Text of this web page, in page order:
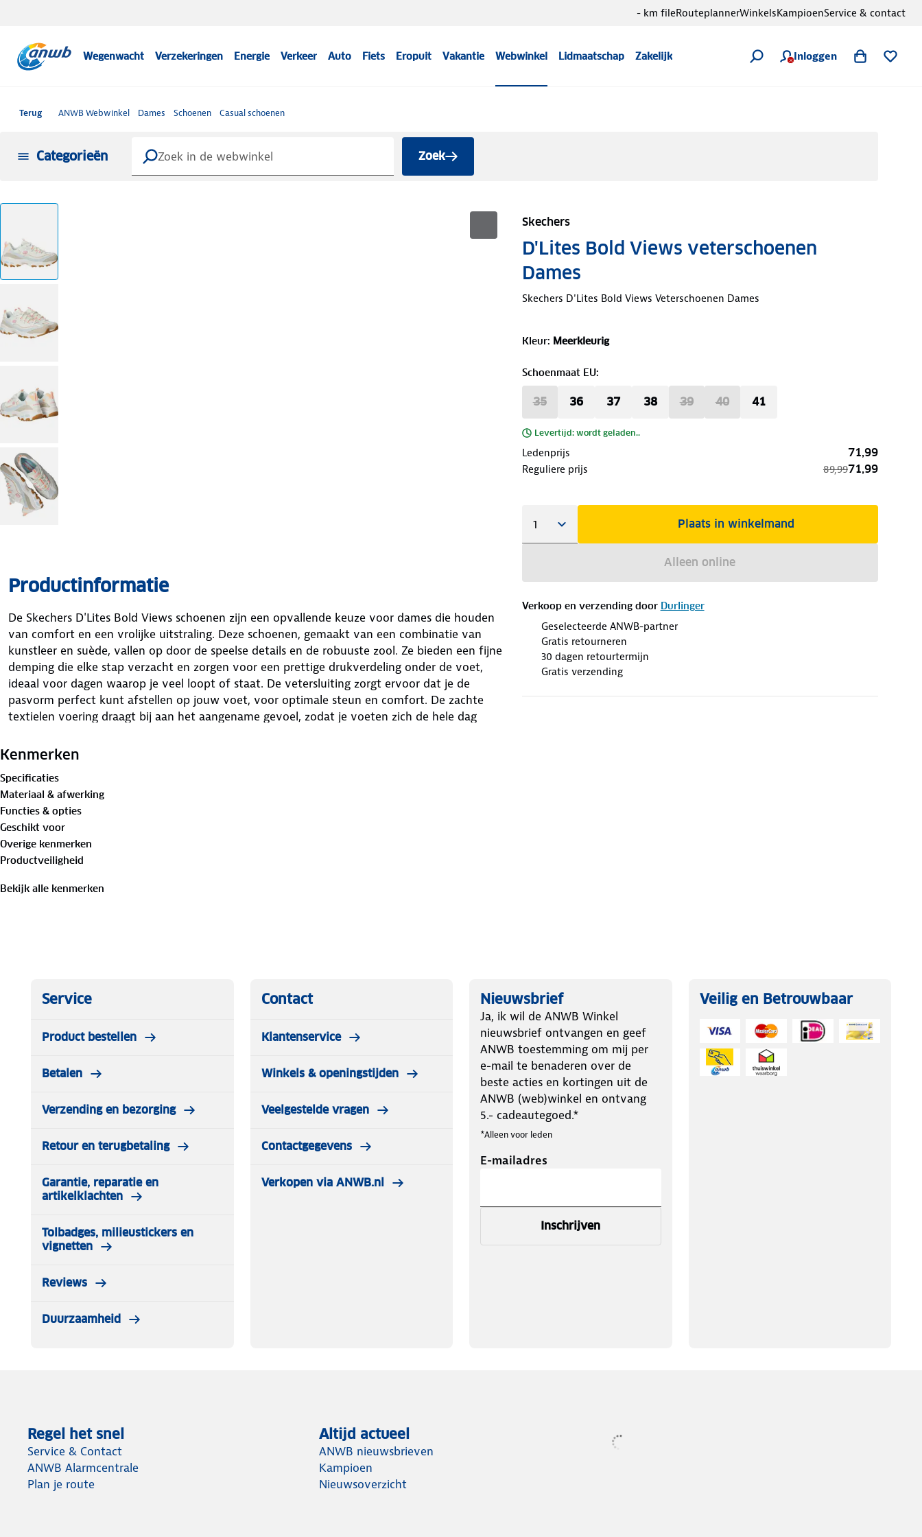
Wegenwacht Verzekeringen Energie Verkeer Auto Fiets Eropuit Vakantie Webwinkel Lidmaatschap Zakelijk Inloggen
- km fileRouteplannerWinkelsKampioenService & contact
Terug ANWB Webwinkel Dames Schoenen Casual schoenen
Categorieën Zoek
Skechers
D'Lites Bold Views veterschoenen
Dames
Skechers D'Lites Bold Views Veterschoenen Dames
Kleur: Meerkleurig
Schoenmaat EU:
35 36 37 38 39 40 41
Levertijd: wordt geladen..
Ledenprijs 71,99
Reguliere prijs 89,9971,99
Plaats in winkelmand
Alleen online
Verkoop en verzending door Durlinger
Geselecteerde ANWB-partner
Gratis retourneren
30 dagen retourtermijn
Gratis verzending
Productinformatie
De Skechers D'Lites Bold Views schoenen zijn een opvallende keuze voor dames die houden
van comfort en een vrolijke uitstraling. Deze schoenen, gemaakt van een combinatie van
kunstleer en suède, vallen op door de speelse details en de robuuste zool. Ze bieden een fijne
demping die elke stap verzacht en zorgen voor een prettige drukverdeling onder de voet,
ideaal voor dagen waarop je veel loopt of staat. De vetersluiting zorgt ervoor dat je de
pasvorm perfect kunt afstellen op jouw voet, voor optimale steun en comfort. De zachte
textielen voering draagt bij aan het aangename gevoel, zodat je voeten zich de hele dag
boodschap doet of een wandeling maakt.
Kenmerken
Specificaties
Materiaal & afwerking
Functies & opties
Geschikt voor
Overige kenmerken
Productveiligheid
Bekijk alle kenmerken
Service
Product bestellen
Betalen
Verzending en bezorging
Retour en terugbetaling
Garantie, reparatie en
artikelklachten
Tolbadges, milieustickers en
vignetten
Reviews
Duurzaamheid
Contact
Klantenservice
Winkels & openingstijden
Veelgestelde vragen
Contactgegevens
Verkopen via ANWB.nl
Nieuwsbrief
Ja, ik wil de ANWB Winkel
nieuwsbrief ontvangen en geef
ANWB toestemming om mij per
e-mail te benaderen over de
beste acties en kortingen uit de
ANWB (web)winkel en ontvang
5.- cadeautegoed.*
*Alleen voor leden
E-mailadres
Inschrijven
Veilig en Betrouwbaar
Regel het snel
Service & Contact
ANWB Alarmcentrale
Plan je route
Altijd actueel
ANWB nieuwsbrieven
Kampioen
Nieuwsoverzicht